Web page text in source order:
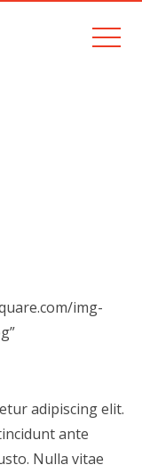
img-
adipiscing elit.
ante
Nulla vitae